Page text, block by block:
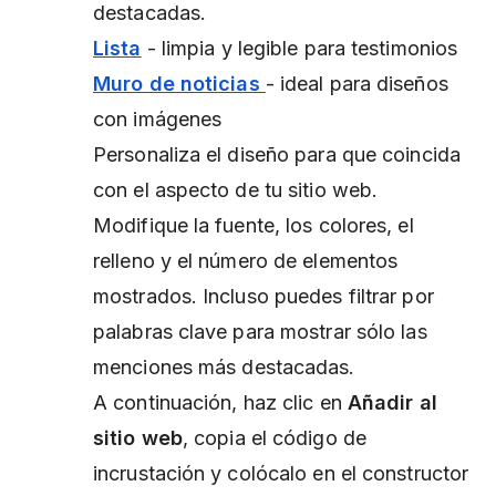
destacadas.
Lista - limpia y legible para testimonios
Muro de noticias - ideal para diseños
con imágenes
Personaliza el diseño para que coincida
con el aspecto de tu sitio web.
Modifique la fuente, los colores, el
relleno y el número de elementos
mostrados. Incluso puedes filtrar por
palabras clave para mostrar sólo las
menciones más destacadas.
A continuación, haz clic en Añadir al
sitio web, copia el código de
incrustación y colócalo en el constructor